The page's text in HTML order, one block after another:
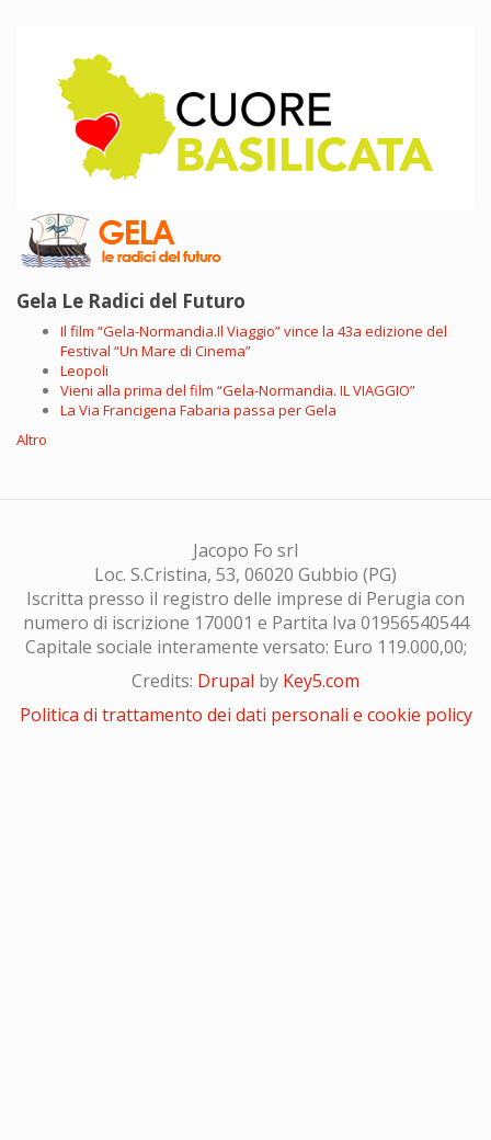
Gela Le Radici del Futuro
Il film “Gela-Normandia.Il Viaggio” vince la 43a edizione del
Festival “Un Mare di Cinema”
Leopoli
Vieni alla prima del film “Gela-Normandia. IL VIAGGIO”
La Via Francigena Fabaria passa per Gela
Altro
Jacopo Fo srl
Loc. S.Cristina, 53, 06020 Gubbio (PG)
Iscritta presso il registro delle imprese di Perugia con
numero di iscrizione 170001 e Partita Iva 01956540544
Capitale sociale interamente versato: Euro 119.000,00;
Credits: Drupal by Key5.com
Politica di trattamento dei dati personali e cookie policy